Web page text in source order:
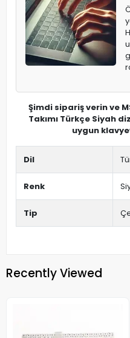
Şimdi sipariş verin ve
Takımı Türkçe Siyah
uygun
Dil
Renk
Tip
Recently Viewed